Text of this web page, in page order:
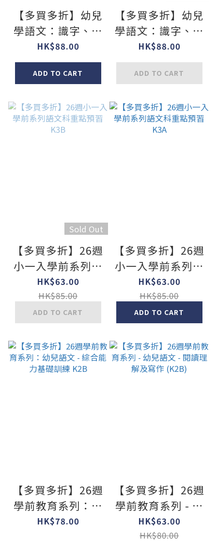
【多買多折】幼兒
學語文：識字、寫
字、詞語學習及寫
作訓練 K1B
HK$88.00
ADD TO CART
【多買多折】幼兒
學語文：識字、寫
字、詞語學習及寫
作訓練 K1A
HK$88.00
ADD TO CART
Sold Out
【多買多折】26週
小一入學前系列語
文科重點預習 K3B
HK$63.00
HK$85.00
ADD TO CART
【多買多折】26週
小一入學前系列語
文科重點預習 K3A
HK$63.00
HK$85.00
ADD TO CART
【多買多折】26週
學前教育系列：幼
兒語文 - 綜合能力
HK$78.00
【多買多折】26週
學前教育系列 - 幼
兒語文 - 閱讀理解
及寫作 (K2B)
HK$63.00
HK$80.00